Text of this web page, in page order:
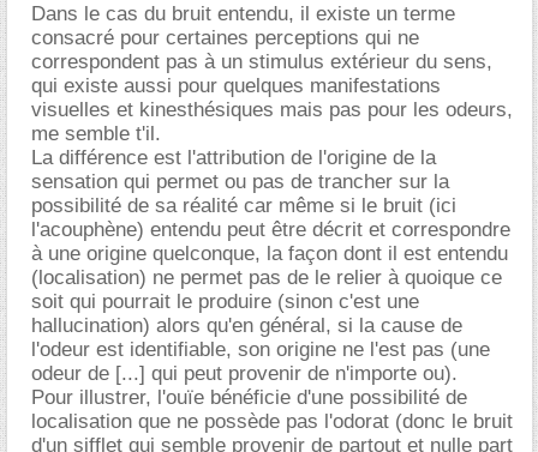
Dans le cas du bruit entendu, il existe un terme
consacré pour certaines perceptions qui ne
correspondent pas à un stimulus extérieur du sens,
qui existe aussi pour quelques manifestations
visuelles et kinesthésiques mais pas pour les odeurs,
me semble t'il.
La différence est l'attribution de l'origine de la
sensation qui permet ou pas de trancher sur la
possibilité de sa réalité car même si le bruit (ici
l'acouphène) entendu peut être décrit et correspondre
à une origine quelconque, la façon dont il est entendu
(localisation) ne permet pas de le relier à quoique ce
soit qui pourrait le produire (sinon c'est une
hallucination) alors qu'en général, si la cause de
l'odeur est identifiable, son origine ne l'est pas (une
odeur de [...] qui peut provenir de n'importe ou).
Pour illustrer, l'ouïe bénéficie d'une possibilité de
localisation que ne possède pas l'odorat (donc le bruit
d'un sifflet qui semble provenir de partout et nulle part